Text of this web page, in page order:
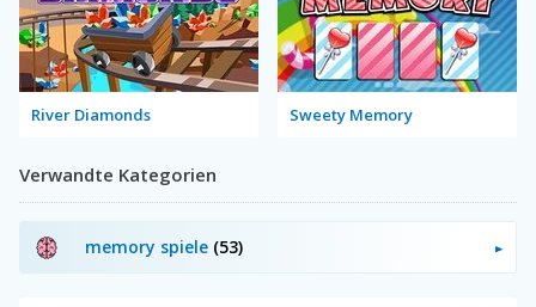
River Diamonds Sweety Memory
Verwandte Kategorien
memory spiele (53)